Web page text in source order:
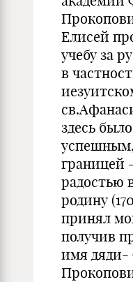
Елисей
учебу за
в
здесь
радостью
родину
принял
получив
имя